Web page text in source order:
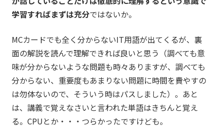
学習すればまずは充分ではないか。
MCカードでも全く分からないIT用語が出てくるが、裏
面の解説を読んで理解できれば良いと思う（調べても意
味が分からないような問題も時々ありますが、調べても
分からない、重要度もあまりない問題に時間を費やすの
は勿体ないので、そういう時はパスしました）。あと
は、講義で覚えなさいと言われた単語はきちんと覚え
る。CPUとか・・・つらかったですけども。